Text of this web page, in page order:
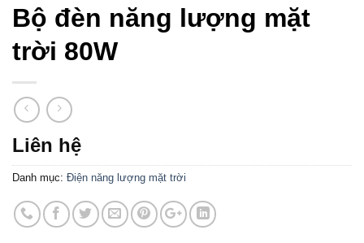
Bộ đèn năng lượng mặt
trời 80W
Liên hệ
Danh mục: Điện năng lượng mặt trời